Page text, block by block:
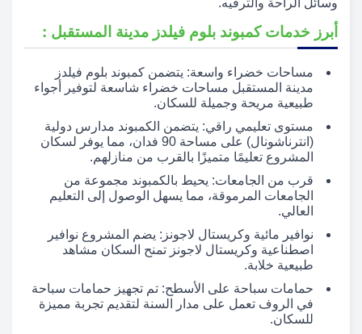
أبرز خدمات كمبوند بلوم فيلدز مدينة المستقبل :
مساحات خضراء واسعة: يتضمن كمبوند بلوم فيلدز
مدينة المستقبل مساحات خضراء شاسعة لتوفير أجواء
طبيعية مريحة وجميلة للسكان.
مستوى تعليمي راقي: يتضمن الكمبوند مدارس دولية
(انترناشونال) على مساحة 90 فدان، مما يوفر لسكان
المشروع تعليمًا متميزًا بالقرب من منازلهم.
قرب من الجامعات: يحيط بالكمبوند مجموعة من
الجامعات المرموقة، مما يسهل الوصول إلى التعليم
العالي.
نوافير مائية وكريستال لاجونز: يضم المشروع نوافير
اصطناعية وكريستال لاجونز تمنح السكان مشاهد
طبيعية خلابة.
حمامات سباحة على الأسطح: تم تجهيز حمامات سباحة
في الروف تعمل على مدار السنة لتقديم تجربة مميزة
للسكان.